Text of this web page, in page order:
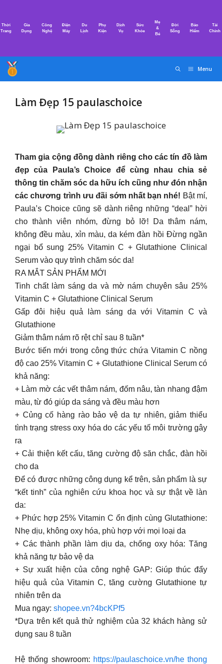
nội
Thời
Trang
Gia
Dụng
Công
Nghệ
Điện
Máy
Du
Lịch
Phụ
Kiện
Dịch
Vụ
Sức
Khỏe
Mẹ
&
Bé
Đời
Sống
Bảo
Hiểm
Tài
Chính
Menu
Làm Đẹp 15 paulaschoice
Tham gia cộng đồng dành riêng cho các tín đồ làm
đẹp của Paula’s Choice để cùng nhau chia sẻ
thông tin chăm sóc da hữu ích cũng như đón nhận
các chương trình ưu đãi sớm nhất bạn nhé! Bật mí,
Paula’s Choice cũng sẽ dành riêng những “deal” hời
cho thành viên nhóm, đừng bỏ lỡ! Da thâm nám,
không đều màu, xỉn màu, da kém đàn hồi Đừng ngần
ngại bổ sung 25% Vitamin C + Glutathione Clinical
Serum vào quy trình chăm sóc da!
RA MẮT SẢN PHẨM MỚI
Tinh chất làm sáng da và mờ nám chuyên sâu 25%
Vitamin C + Glutathione Clinical Serum
Gấp đôi hiệu quả làm sáng da với Vitamin C và
Glutathione
Giảm thâm nám rõ rệt chỉ sau 8 tuần*
Bước tiến mới trong công thức chứa Vitamin C nồng
độ cao 25% Vitamin C + Glutathione Clinical Serum có
khả năng:
+ Làm mờ các vết thâm nám, đốm nâu, tàn nhang đậm
màu, từ đó giúp da sáng và đều màu hơn
+ Củng cố hàng rào bảo vệ da tự nhiên, giảm thiểu
tình trạng stress oxy hóa do các yếu tố môi trường gây
ra
+ Cải thiện kết cấu, tăng cường độ săn chắc, đàn hồi
cho da
Để có được những công dụng kể trên, sản phẩm là sự
“kết tinh” của nghiên cứu khoa học và sự thật về làn
da:
+ Phức hợp 25% Vitamin C ổn định cùng Glutathione:
Nhẹ dịu, không oxy hóa, phù hợp với mọi loại da
+ Các thành phần làm dịu da, chống oxy hóa: Tăng
khả năng tự bảo vệ da
+ Sự xuất hiện của công nghệ GAP: Giúp thúc đẩy
hiệu quả của Vitamin C, tăng cường Glutathione tự
nhiên trên da
Mua ngay: shopee.vn?4bcKPf5
*Dựa trên kết quả thử nghiệm của 32 khách hàng sử
dụng sau 8 tuần
Hệ thống showroom: https://paulaschoice.vn/he thong